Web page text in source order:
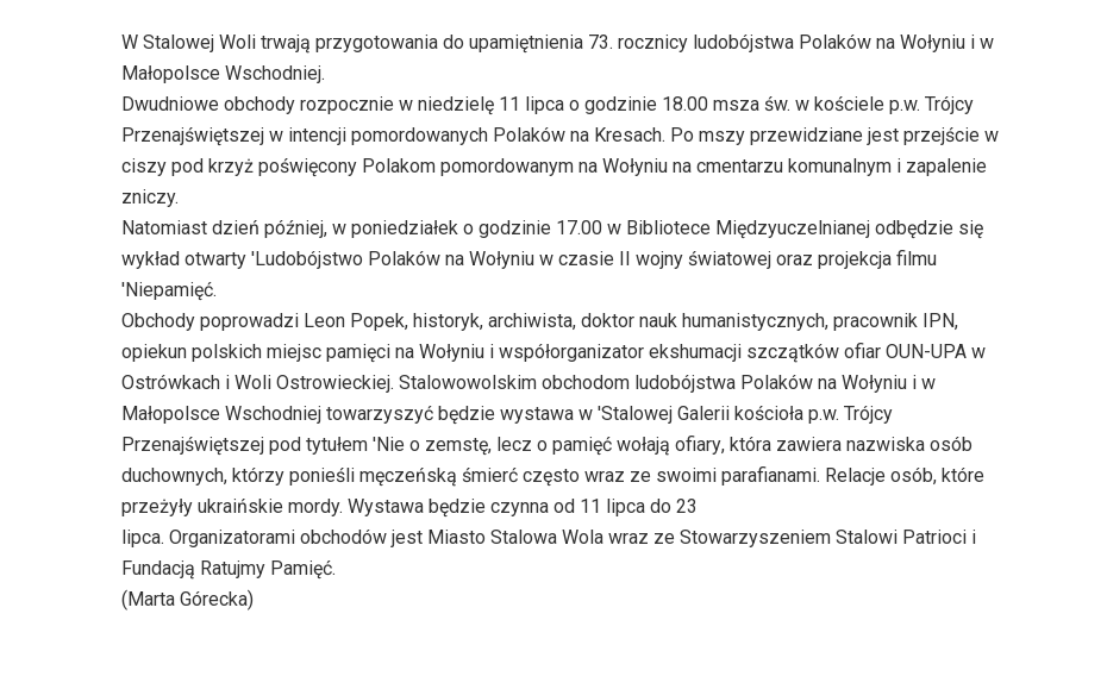
W Stalowej Woli trwają przygotowania do upamiętnienia 73. rocznicy ludobójstwa Polaków na Wołyniu i w
Małopolsce Wschodniej.
Dwudniowe obchody rozpocznie w niedzielę 11 lipca o godzinie 18.00 msza św. w kościele p.w. Trójcy
Przenajświętszej w intencji pomordowanych Polaków na Kresach. Po mszy przewidziane jest przejście w
ciszy pod krzyż poświęcony Polakom pomordowanym na Wołyniu na cmentarzu komunalnym i zapalenie
zniczy.
Natomiast dzień później, w poniedziałek o godzinie 17.00 w Bibliotece Międzyuczelnianej odbędzie się
wykład otwarty 'Ludobójstwo Polaków na Wołyniu w czasie II wojny światowej oraz projekcja filmu
'Niepamięć.
Obchody poprowadzi Leon Popek, historyk, archiwista, doktor nauk humanistycznych, pracownik IPN,
opiekun polskich miejsc pamięci na Wołyniu i współorganizator ekshumacji szczątków ofiar OUN-UPA w
Ostrówkach i Woli Ostrowieckiej. Stalowowolskim obchodom ludobójstwa Polaków na Wołyniu i w
Małopolsce Wschodniej towarzyszyć będzie wystawa w 'Stalowej Galerii kościoła p.w. Trójcy
Przenajświętszej pod tytułem 'Nie o zemstę, lecz o pamięć wołają ofiary, która zawiera nazwiska osób
duchownych, którzy ponieśli męczeńską śmierć często wraz ze swoimi parafianami. Relacje osób, które
przeżyły ukraińskie mordy. Wystawa będzie czynna od 11 lipca do 23
lipca. Organizatorami obchodów jest Miasto Stalowa Wola wraz ze Stowarzyszeniem Stalowi Patrioci i
Fundacją Ratujmy Pamięć.
(Marta Górecka)